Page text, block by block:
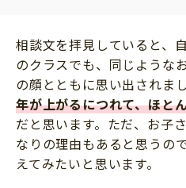
相談文を拝見していると、
のクラスでも、同じような
の顔とともに思い出されま
年が上がるにつれて、ほと
だと思います。ただ、お子
なりの理由もあると思うの
えてみたいと思います。